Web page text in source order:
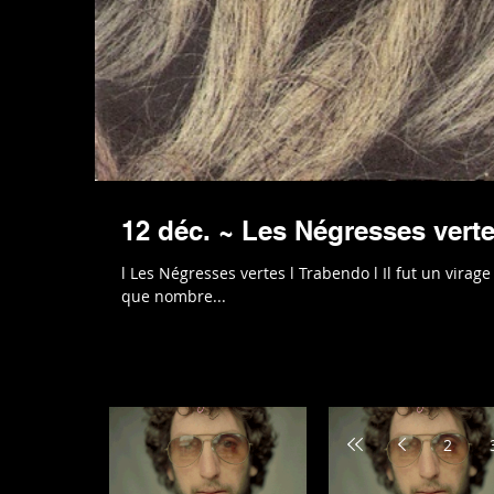
12 déc. ~ Les Négresses
l Les Négresses vertes l Trabendo l Il fut un
que nombre...
2